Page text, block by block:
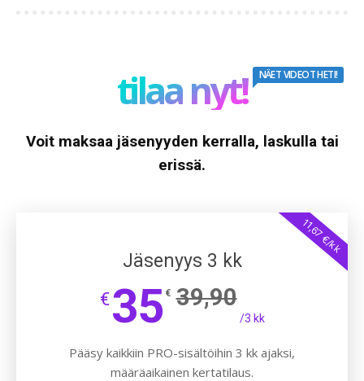
tilaa nyt! NÄET VIDEOT HETI!
Voit maksaa jäsenyyden kerralla, laskulla tai
erissä.
11,67 €/kk
Jäsenyys 3 kk
€35 € 39,90
/3 kk
Pääsy kaikkiin PRO-sisältöihin 3 kk ajaksi,
määräaikainen kertatilaus.